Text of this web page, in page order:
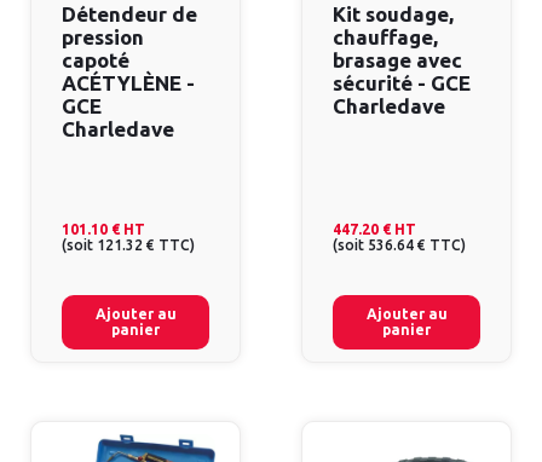
Détendeur de
pression
capoté
ACÉTYLÈNE -
GCE
Charledave
101.10 € HT
(soit 121.32 € TTC)
Ajouter au
panier
Kit soudage,
chauffage,
brasage avec
sécurité - GCE
Charledave
447.20 € HT
(soit 536.64 € TTC)
Ajouter au
panier